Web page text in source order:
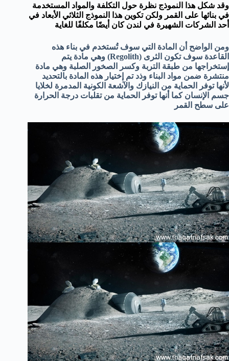
وقد شكل هذا النموذج نظرة حول التكلفة والمواد المستخدمة
في بنائها على القمر ولكن تكوين هذا النموذج الثلاثي الأبعاد في
أحد الشركات الشهيرة في لندن كان أيضًا مكلفًا للغاية
ومن الواضح أن المادة التي سوف تُستخدم في بناء هذه
القاعدة سوف تكون الثرى (Regolith) وهي مادة يتم
إستخراجها من طبقة التربة وكسر الصخور الصلبة وهي مادة
منتشرة ضمن مواد البناء وذد تم إختيار هذه المادة بالتحديد
لأنها توفر الحماية من النيازك والآشعة الكونية المدمرة لخلايا
جسم الإنسان كما أنها توفر الحماية من تقلبات درجة الحرارة
على سطح القمر